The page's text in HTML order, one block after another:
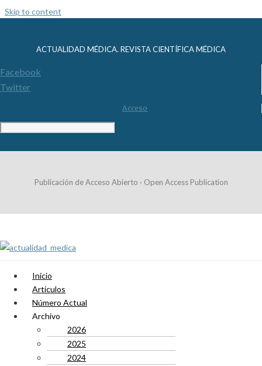
Skip to content
ACTUALIDAD MÉDICA. REVISTA CIENTÍFICA MÉDICA
Facebook
Twitter
Acceso
Publicación de Acceso Abierto · Open Access Publication
Inicio
Artículos
Número Actual
Archivo
2026
2025
2024